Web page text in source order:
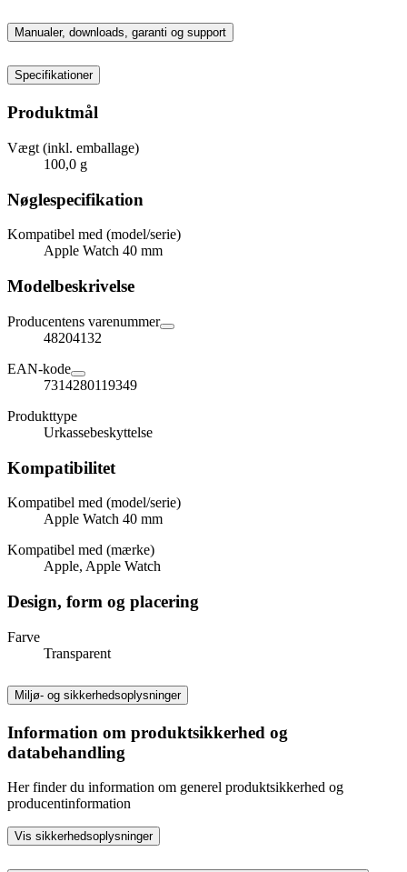
Manualer, downloads, garanti og support
Specifikationer
Produktmål
Vægt (inkl. emballage)
100,0 g
Nøglespecifikation
Kompatibel med (model/serie)
Apple Watch 40 mm
Modelbeskrivelse
Producentens varenummer
48204132
EAN-kode
7314280119349
Produkttype
Urkassebeskyttelse
Kompatibilitet
Kompatibel med (model/serie)
Apple Watch 40 mm
Kompatibel med (mærke)
Apple, Apple Watch
Design, form og placering
Farve
Transparent
Miljø- og sikkerhedsoplysninger
Information om produktsikkerhed og
databehandling
Her finder du information om generel produktsikkerhed og
producentinformation
Vis sikkerhedsoplysninger